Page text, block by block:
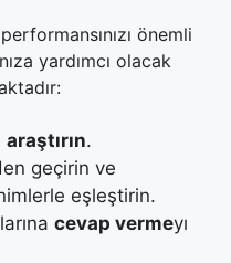
önemli
yardımcı olacak
araştırın.
geçirin ve
eşleştirin.
cevap vermeyı